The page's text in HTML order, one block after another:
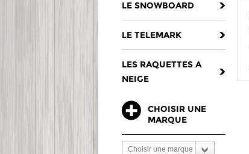
LE SNOWBOARD
LE TELEMARK
LES RAQUETTES A
NEIGE
CHOISIR UNE
MARQUE
Choisir une marque